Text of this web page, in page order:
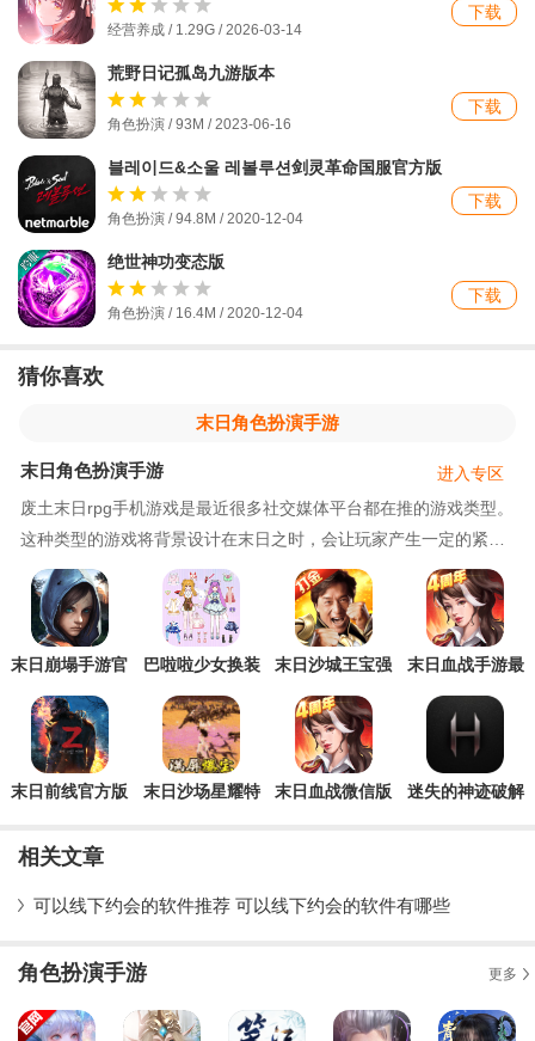
经营养成 / 1.29G / 2026-03-14
下载
荒野日记孤岛九游版本
角色扮演 / 93M / 2023-06-16
下载
블레이드&소울 레볼루션剑灵革命国服官方版
角色扮演 / 94.8M / 2020-12-04
下载
绝世神功变态版
角色扮演 / 16.4M / 2020-12-04
下载
猜你喜欢
末日角色扮演手游
末日角色扮演手游
废土末日rpg手机游戏是最近很多社交媒体平台都在推的游戏类型。
这种类型的游戏将背景设计在末日之时，会让玩家产生一定的紧迫
感与焦虑感，同时还有一种隐隐约约的刺激感——末日固然危险但
是也是非常刺激的，就如同早刀尖游走一般，每天过着杀戮的生活
日常。如果有小伙伴是末日题材的爱好者，如果有小伙伴想找一些
激情刺激的游戏，如果你在追
进入专区
末日崩塌手游官
巴啦啦少女换装
末日沙城王宝强
末日血战手游最
末日前线官方版
末日沙场星耀特
末日血战微信版
迷失的神迹破解
相关文章
可以线下约会的软件推荐 可以线下约会的软件有哪些
角色扮演手游 更多